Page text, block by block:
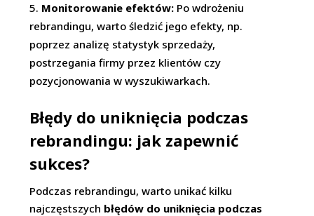
Monitorowanie efektów: Po wdrożeniu
rebrandingu, warto śledzić jego efekty, np.
poprzez analizę statystyk sprzedaży,
postrzegania firmy przez klientów czy
pozycjonowania w wyszukiwarkach.
Błędy do uniknięcia podczas
rebrandingu: jak zapewnić
sukces?
Podczas rebrandingu, warto unikać kilku
najczęstszych błędów do uniknięcia podczas